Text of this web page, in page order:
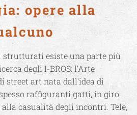
opere alla
strutturati esiste una parte più
degli I-BROS: l'Arte
street art nata dall'idea di
raffiguranti gatti, in giro
casualità degli incontri. Tele,